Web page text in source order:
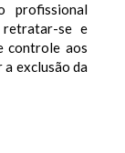
profissional
retratar-se e
controle aos
a exclusão da